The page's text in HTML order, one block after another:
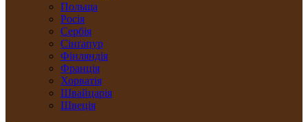
Польща
Росія
Сербія
Сінґапур
Фінляндія
Франція
Хорватія
Швайцарія
Швеція